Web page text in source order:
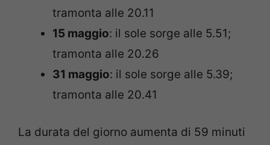
tramonta alle 20.11
15 maggio: il sole sorge alle 5.51;
tramonta alle 20.26
31 maggio: il sole sorge alle 5.39;
tramonta alle 20.41
La durata del giorno aumenta di 59 minuti